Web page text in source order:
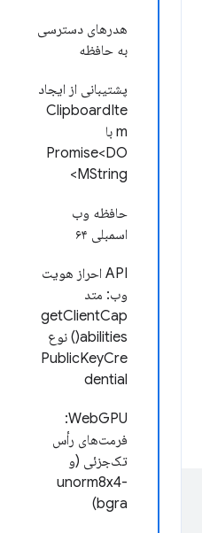
هدرهای دسترسی
به حافظه
پشتیبانی از ایجاد
ClipboardIte
m با
Promise<DO
MString>
حافظه وب
اسمبلی ۶۴
API احراز هویت
وب: متد
getClientCap
abilities() نوع
PublicKeyCre
dential
WebGPU:
فرمت‌های رأس
تک‌جزئی (و
unorm8x4-
bgra)